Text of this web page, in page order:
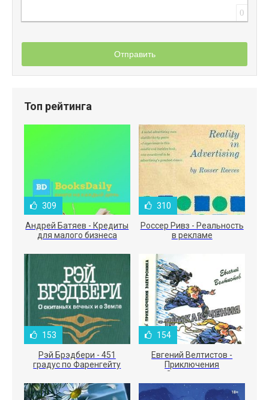
0
Отправить
Топ рейтинга
309
Андрей Батяев - Кредиты
для малого бизнеса
310
Россер Ривз - Реальность
в рекламе
153
Рэй Брэдбери - 451
градус по Фаренгейту
154
Евгений Велтистов -
Приключения
Электроника